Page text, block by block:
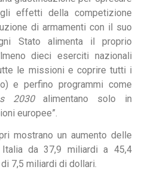
effetti della competizione
di armamenti con il suo
Stato alimenta il proprio
dieci eserciti nazionali
le missioni e coprire tutti i
e perfino programmi come
2030alimentano solo in
europee”.
mostrano un aumento delle
da 37,9 miliardi a 45,4
7,5 miliardi di dollari.